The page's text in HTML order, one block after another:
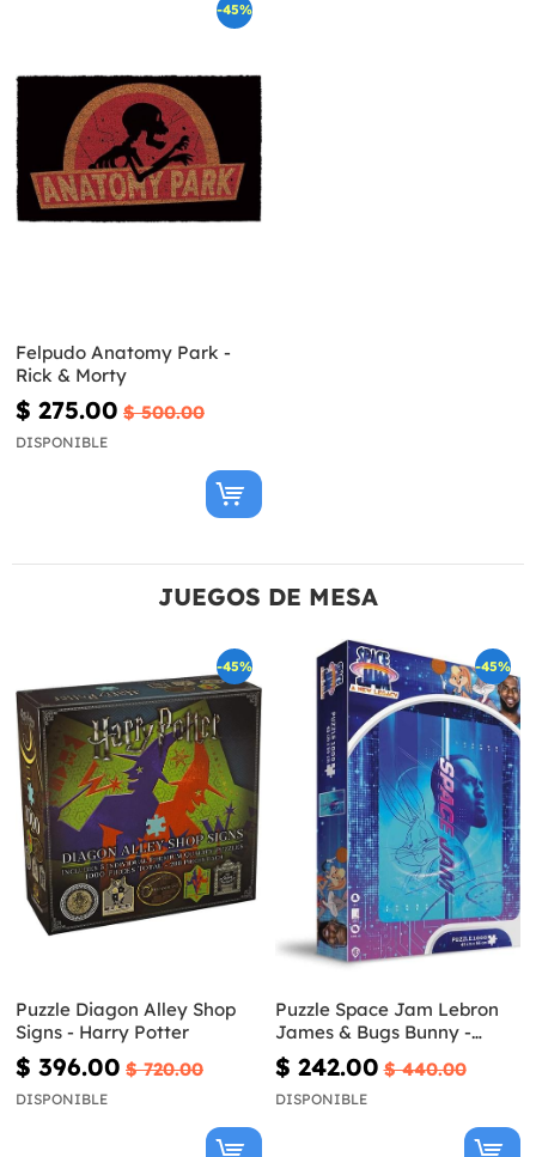
-45%
Felpudo Anatomy Park -
Rick & Morty
$ 275.00 $ 500.00
DISPONIBLE
JUEGOS DE MESA
-45%
Puzzle Diagon Alley Shop
Signs - Harry Potter
$ 396.00 $ 720.00
DISPONIBLE
-45%
Puzzle Space Jam Lebron
James & Bugs Bunny -
Looney Tunes
$ 242.00 $ 440.00
DISPONIBLE